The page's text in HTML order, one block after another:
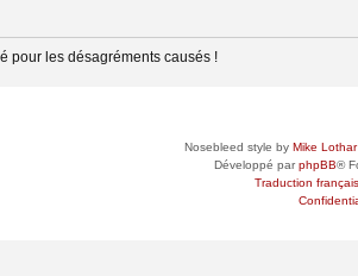
pour les désagréments causés !
Nosebleed style by Mike Lothar
Développé parphpBB®
Traduction